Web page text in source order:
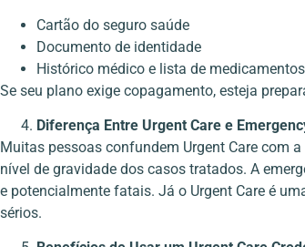
Cartão do seguro saúde
Documento de identidade
Histórico médico e lista de
Se seu plano exige copagamento, esteja
Diferença Entre Urgent Care e
Muitas pessoas confundem Urgent Care com
nível de gravidade dos casos tratados. A
e potencialmente fatais. Já o Urgent Care é
sérios.